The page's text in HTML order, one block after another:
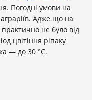
Погодні умови на
Адже що на
не було від
цвітіння ріпаку
— до 30 °C.